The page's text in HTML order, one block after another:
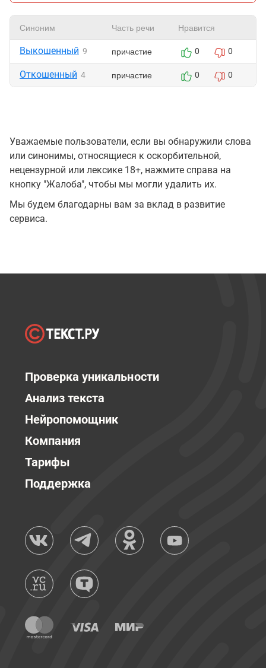
Синоним Часть речи Нравится
Выкошенный 9 причастие 0 0
Откошенный 4 причастие 0 0
Уважаемые пользователи, если вы обнаружили слова
или синонимы, относящиеся к оскорбительной,
нецензурной или лексике 18+, нажмите справа на
кнопку "Жалоба", чтобы мы могли удалить их.
Мы будем благодарны вам за вклад в развитие
сервиса.
Проверка уникальности
Анализ текста
Нейропомощник
Компания
Тарифы
Поддержка